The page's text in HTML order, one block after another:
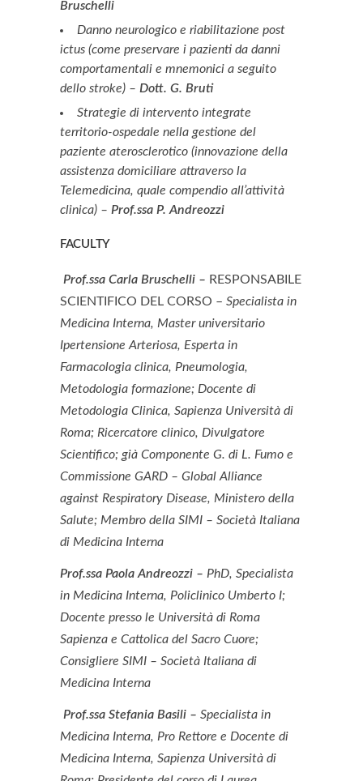
Bruschelli
Danno neurologico e riabilitazione post
ictus (come preservare i pazienti da danni
comportamentali e mnemonici a seguito
dello stroke) – Dott. G. Bruti
Strategie di intervento integrate
territorio-ospedale nella gestione del
paziente aterosclerotico (innovazione della
assistenza domiciliare attraverso la
Telemedicina, quale compendio all’attività
clinica) – Prof.ssa P. Andreozzi
FACULTY
Prof.ssa Carla Bruschelli – RESPONSABILE
SCIENTIFICO DEL CORSO – Specialista in
Medicina Interna, Master universitario
Ipertensione Arteriosa, Esperta in
Farmacologia clinica, Pneumologia,
Metodologia formazione; Docente di
Metodologia Clinica, Sapienza Università di
Roma; Ricercatore clinico, Divulgatore
Scientifico; già Componente G. di L. Fumo e
Commissione GARD – Global Alliance
against Respiratory Disease, Ministero della
Salute; Membro della SIMI – Società Italiana
di Medicina Interna
Prof.ssa Paola Andreozzi – PhD, Specialista
in Medicina Interna, Policlinico Umberto I;
Docente presso le Università di Roma
Sapienza e Cattolica del Sacro Cuore;
Consigliere SIMI – Società Italiana di
Medicina Interna
Prof.ssa Stefania Basili – Specialista in
Medicina Interna, Pro Rettore e Docente di
Medicina Interna, Sapienza Università di